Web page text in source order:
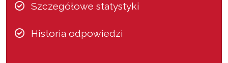
Szczegółowe statystyki
Historia odpowiedzi